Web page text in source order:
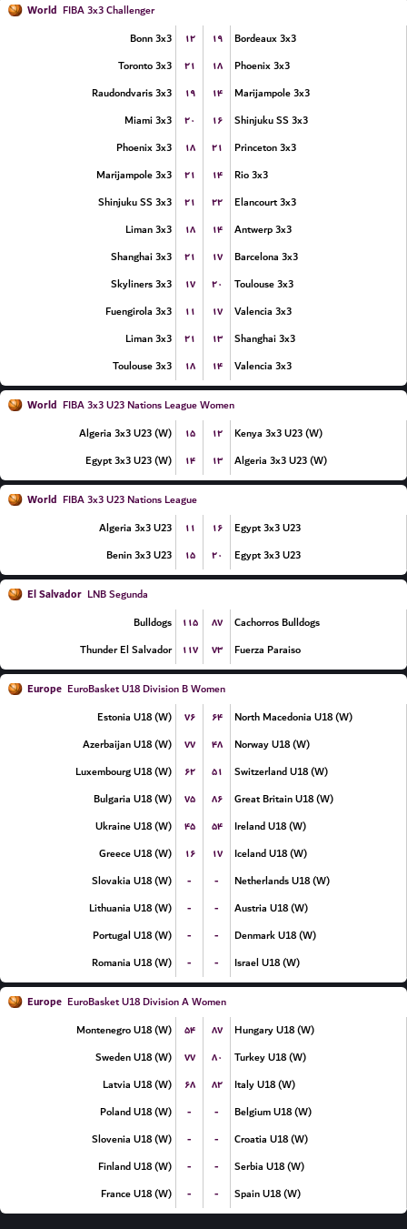
World FIBA 3x3 Challenger
Bonn 3x3
۱۲ ۱۹
Bordeaux 3x3
Toronto 3x3
۲۱ ۱۸
Phoenix 3x3
Raudondvaris 3x3
۱۹ ۱۴
Marijampole 3x3
Miami 3x3
۲۰ ۱۶
Shinjuku SS 3x3
Phoenix 3x3
۱۸ ۲۱
Princeton 3x3
Marijampole 3x3
۲۱ ۱۴
Rio 3x3
Shinjuku SS 3x3
۲۱ ۲۲
Elancourt 3x3
Liman 3x3
۱۸ ۱۴
Antwerp 3x3
Shanghai 3x3
۲۱ ۱۷
Barcelona 3x3
Skyliners 3x3
۱۷ ۲۰
Toulouse 3x3
Fuengirola 3x3
۱۱ ۱۷
Valencia 3x3
Liman 3x3
۲۱ ۱۳
Shanghai 3x3
Toulouse 3x3
۱۸ ۱۴ Valencia 3x3
World FIBA 3x3 U23 Nations League Women
Algeria 3x3 U23 (W)
۱۵ ۱۲
Kenya 3x3 U23 (W)
Egypt 3x3 U23 (W)
۱۴ ۱۳ Algeria 3x3 U23 (W)
World FIBA 3x3 U23 Nations League
Algeria 3x3 U23
۱۱ ۱۶
Egypt 3x3 U23
Benin 3x3 U23
۱۵ ۲۰ Egypt 3x3 U23
El Salvador LNB Segunda
Bulldogs
۱۱۵ ۸۷
Cachorros Bulldogs
Thunder El Salvador
۱۱۷ ۷۳ Fuerza Paraiso
Europe EuroBasket U18 Division B Women
Estonia U18 (W)
۷۶ ۶۴
North Macedonia U18 (W)
Azerbaijan U18 (W)
۷۷ ۴۸
Norway U18 (W)
Luxembourg U18 (W)
۶۲ ۵۱
Switzerland U18 (W)
Bulgaria U18 (W)
۷۵ ۸۶
Great Britain U18 (W)
Ukraine U18 (W)
۴۵ ۵۴
Ireland U18 (W)
Greece U18 (W)
۱۶ ۱۷
Iceland U18 (W)
Slovakia U18 (W)
- -
Netherlands U18 (W)
Lithuania U18 (W)
- -
Austria U18 (W)
Portugal U18 (W)
- -
Denmark U18 (W)
Romania U18 (W)
- - Israel U18 (W)
Europe EuroBasket U18 Division A Women
Montenegro U18 (W)
۵۴ ۸۷
Hungary U18 (W)
Sweden U18 (W)
۷۷ ۸۰
Turkey U18 (W)
Latvia U18 (W)
۶۸ ۸۲
Italy U18 (W)
Poland U18 (W)
- -
Belgium U18 (W)
Slovenia U18 (W)
- -
Croatia U18 (W)
Finland U18 (W)
- -
Serbia U18 (W)
France U18 (W)
- - Spain U18 (W)